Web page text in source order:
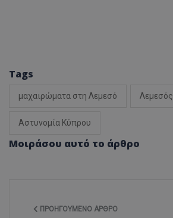
Tags
μαχαιρώματα στη Λεμεσό Λεμεσός
Αστυνομία Κύπρου
Μοιράσου αυτό το άρθρο
ΠΡΟΗΓΟΎΜΕΝΟ ΆΡΘΡΟ